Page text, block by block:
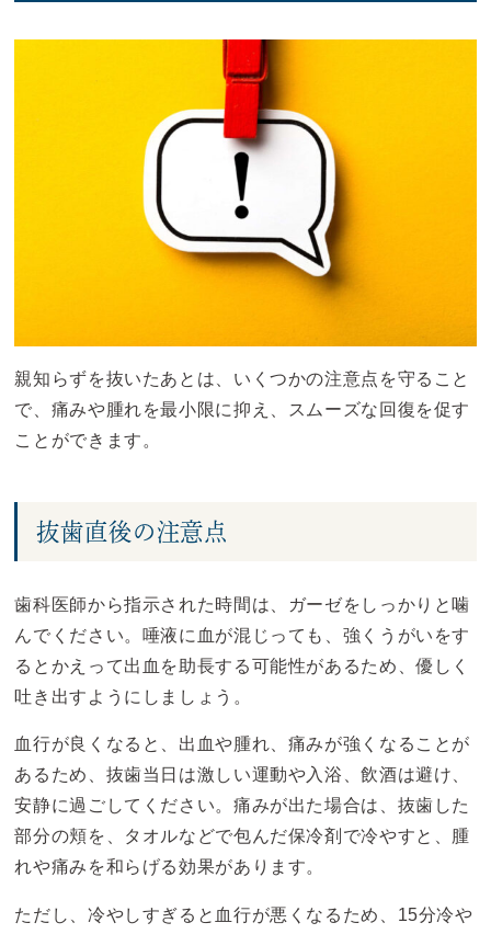
親知らずを抜いたあとは、いくつかの注意点を守ること
で、痛みや腫れを最小限に抑え、スムーズな回復を促す
ことができます。
抜歯直後の注意点
歯科医師から指示された時間は、ガーゼをしっかりと噛
んでください。唾液に血が混じっても、強くうがいをす
るとかえって出血を助長する可能性があるため、優しく
吐き出すようにしましょう。
血行が良くなると、出血や腫れ、痛みが強くなることが
あるため、抜歯当日は激しい運動や入浴、飲酒は避け、
安静に過ごしてください。痛みが出た場合は、抜歯した
部分の頬を、タオルなどで包んだ保冷剤で冷やすと、腫
れや痛みを和らげる効果があります。
ただし、冷やしすぎると血行が悪くなるため、15分冷や